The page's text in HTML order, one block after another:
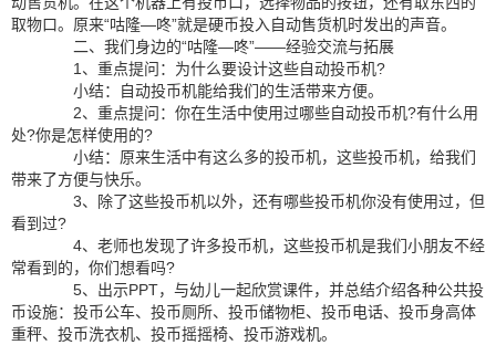
取物口。原来“咕隆—咚”就是硬币投入自动售货机时发出的声音。
二、我们身边的“咕隆—咚”——经验交流与拓展
1、重点提问：为什么要设计这些自动投币机?
小结：自动投币机能给我们的生活带来方便。
2、重点提问：你在生活中使用过哪些自动投币机?有什么用
处?你是怎样使用的?
小结：原来生活中有这么多的投币机，这些投币机，给我们
带来了方便与快乐。
3、除了这些投币机以外，还有哪些投币机你没有使用过，但
看到过?
4、老师也发现了许多投币机，这些投币机是我们小朋友不经
常看到的，你们想看吗?
5、出示PPT，与幼儿一起欣赏课件，并总结介绍各种公共投
币设施：投币公车、投币厕所、投币储物柜、投币电话、投币身高体
重秤、投币洗衣机、投币摇摇椅、投币游戏机。